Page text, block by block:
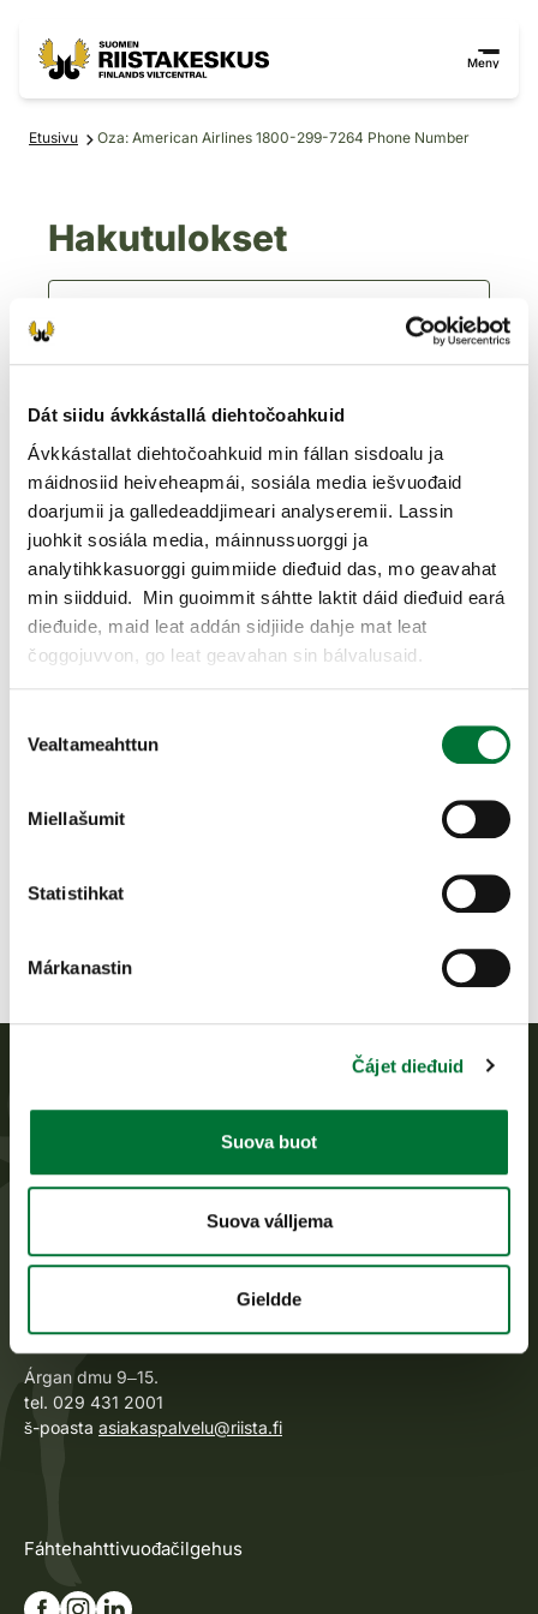
Dát siidu ávkkástallá diehtočoahkuid
Ávkkástallat diehtočoahkuid min fállan sisdoalu ja
máidnosiid heiveheapmái, sosiála media iešvuođaid
doarjumii ja galledeaddjimeari analyseremii. Lassin
juohkit sosiála media, máinnussuorggi ja
analytihkkasuorggi guimmiide dieđuid das, mo geavahat
min siidduid. Min guoimmit sáhtte laktit dáid dieđuid eará
dieđuide, maid leat addán sidjiide dahje mat leat
čoggojuvvon, go leat geavahan sin bálvalusaid.
Selection
Vealtameahttun
Miellašumit
Statistihkat
Márkanastin
Čájet dieđuid
Suova buot
Suova válljema
Gieldde
Meny
Etusivu Oza: American Airlines 1800-299-7264 Phone Number
Hakutulokset
Tyhjennä hakuehdot
Suoma fuođđoguovddáš
doarju fuođđodikšunservviid doaimma ja fuolaha
fuođđopolitihka doaibmabijuin ja vástida dasa
Árgan dmu 9‒15.
tel. 029 431 2001
š-poasta asiakaspalvelu@riista.fi
Fáhtehahttivuođačilgehus